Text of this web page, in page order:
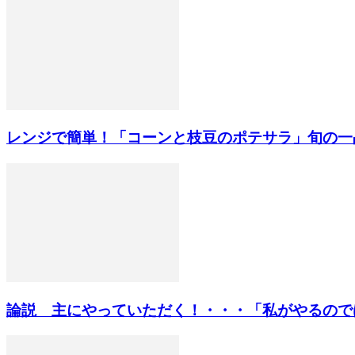
レンジで簡単！「コーンと枝豆のポテサラ」旬の
論説 主にやっていただく！・・・「私がやるので